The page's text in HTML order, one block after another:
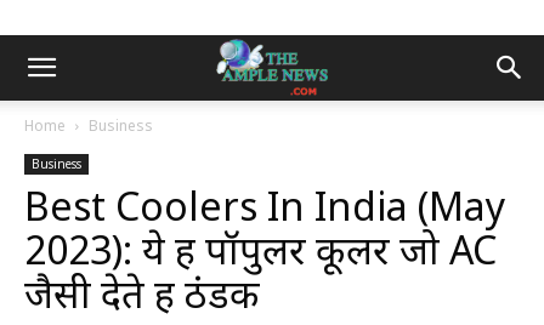
Home Business
Business
Best Coolers In India (May
2023): ये हैं पॉपुलर कूलर जो AC
जैसी देते हैं ठंडक